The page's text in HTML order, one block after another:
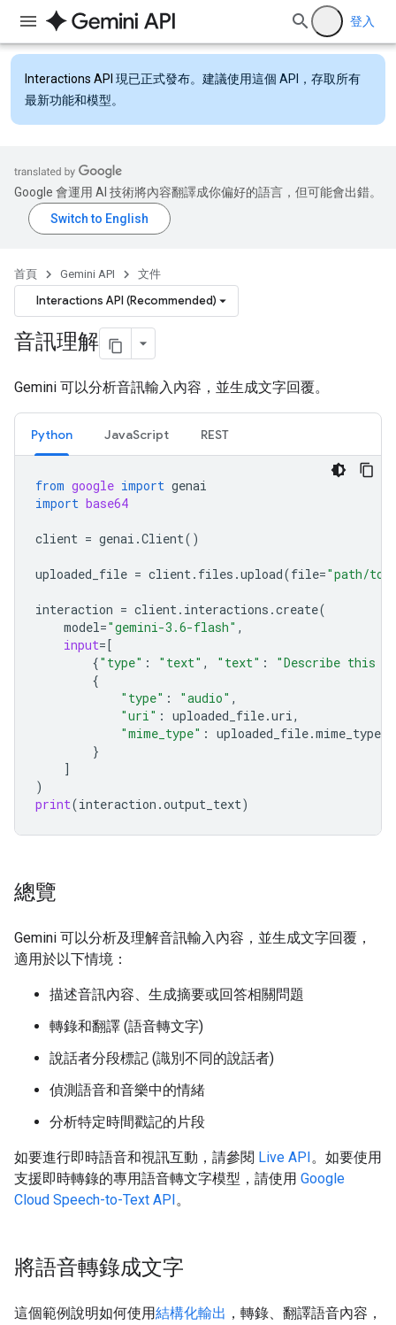
登入
Interactions API 現已正式發布。建議使用這個 API，存取所有
最新功能和模型。
Google 會運用 AI 技術將內容翻譯成你偏好的語言，但可能會出錯。
首頁 Gemini API 文件
Interactions API (Recommended)
音訊理解
Gemini 可以分析音訊輸入內容，並生成文字回覆。
Python JavaScript REST
from google import genai
import base64
client = genai .Client()
uploaded_file = client. files .upload(file="path/to/
interaction = client. interactions .create(
model="gemini-3.6-flash" ,
input=[
{"type" : "text" , "text" :
"Describe this
{
"type" : "audio" ,
"uri" : uploaded_file.uri,
"mime_type" : uploaded_file.mime_type
}
]
)
print(interaction .output_text)
總覽
Gemini 可以分析及理解音訊輸入內容，並生成文字回覆，
適用於以下情境：
描述音訊內容、生成摘要或回答相關問題
轉錄和翻譯 (語音轉文字)
說話者分段標記 (識別不同的說話者)
偵測語音和音樂中的情緒
分析特定時間戳記的片段
如要進行即時語音和視訊互動，請參閱 Live API。如要使用
支援即時轉錄的專用語音轉文字模型，請使用 Google
Cloud Speech-to-Text API。
將語音轉錄成文字
這個範例說明如何使用結構化輸出 ，轉錄、翻譯語音內容，